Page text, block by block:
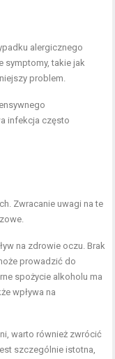
alergicznego
takie jak
problem.
infekcja często
Zwracanie uwagi na te
na zdrowie oczu. Brak
prowadzić do
spożycie alkoholu ma
wpływa na
warto również zwrócić
szczególnie istotna,